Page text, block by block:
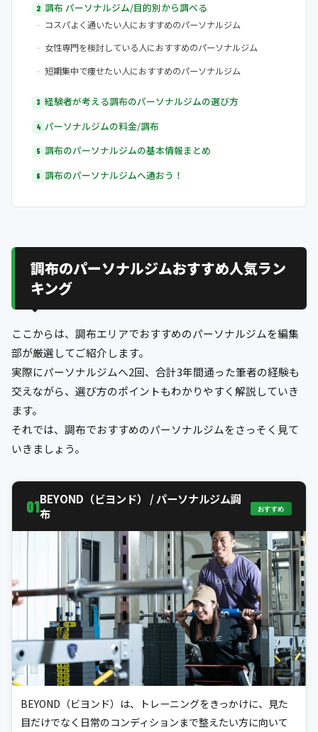
調布 パーソナルジム/目的別から調べる
コスパよく通いたい人におすすめのパーソナルジム
女性専門を検討している人におすすめのパーソナルジム
短期集中で痩せたい人におすすめのパーソナルジム
経験者が考える調布のパーソナルジムの選び方
パーソナルジムの料金/調布
調布のパーソナルジムの基本情報まとめ
調布のパーソナルジムへ通おう！
調布のパーソナルジムおすすめ人気ラン
キング
ここからは、調布エリアでおすすめのパーソナルジムを編集
部が厳選してご紹介します。
実際にパーソナルジムへ2回、合計3年間通った筆者の経験も
交えながら、選び方のポイントもわかりやすく解説していき
ます。
それでは、調布でおすすめのパーソナルジムをさっそく見て
いきましょう。
01BEYOND（ビヨンド） / パーソナルジム調
布
おすすめ
BEYOND（ビヨンド）は、トレーニングをきっかけに、見た
目だけでなく日常のコンディションまで整えたい方に向いて